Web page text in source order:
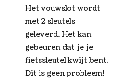
Het vouwslot wordt
met 2 sleutels
geleverd. Het kan
gebeuren dat je je
fietssleutel kwijt bent.
Dit is geen probleem!